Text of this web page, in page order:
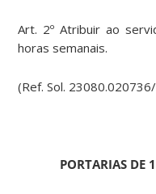
Art. 2º Atribuir ao
horas semanais.
(Ref. Sol.
PORTARIAS DE